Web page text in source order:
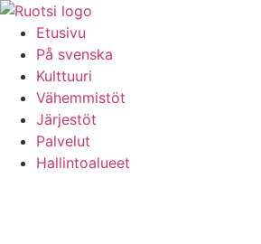
Hoppa
innehåll
Etusivu
På svenska
Kulttuuri
Vähemmistöt
Järjestöt
Palvelut
Hallintoalueet